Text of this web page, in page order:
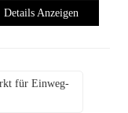
Details Anzeigen